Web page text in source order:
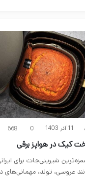
11 آذر 1403 0
668
کیک در هواپز برقی
شیرینی‌جات برای
عروسی، تولد،